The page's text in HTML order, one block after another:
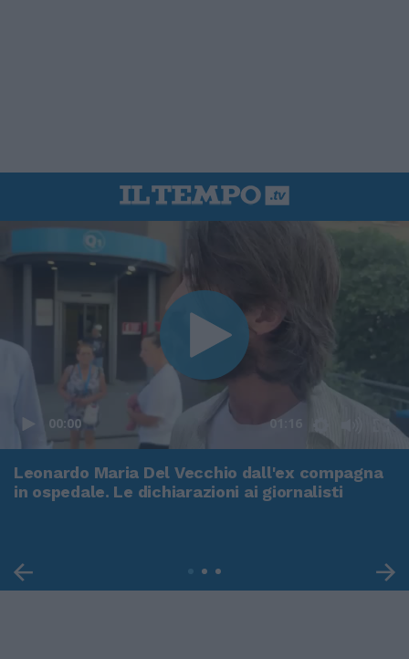
00:00 01:16
Leonardo Maria Del Vecchio dall'ex compagna
in ospedale. Le dichiarazioni ai giornalisti